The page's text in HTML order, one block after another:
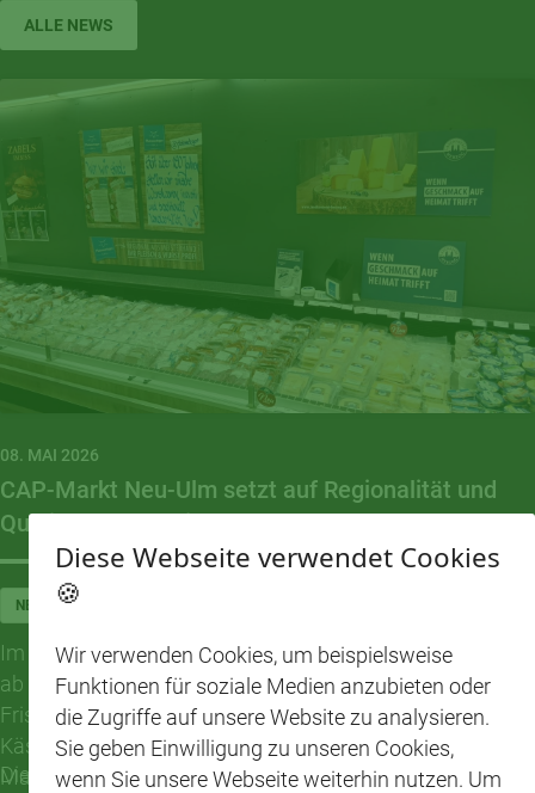
ALLE NEWS
08. MAI 2026
CAP-Markt Neu-Ulm setzt auf Regionalität und
Qualität an der Frischetheke
NEU-ULM
Im CAP-Markt Neu-Ulm erwartet Kundinnen und Kunden
ab sofort noch mehr regionale Vielfalt an der
Frischetheke. Mit hochwertigen Fleisch-, Wurst- und
Käsespezialitäten von regionalen Partnern setzt der
Markt bewusst auf Qualität, kurze Wege und echten
Die neu gestaltete Bedientheke präsentiert eine große
Diese Webseite verwendet Cookies
🍪
Wir verwenden Cookies, um beispielsweise
Funktionen für soziale Medien anzubieten oder
die Zugriffe auf unsere Website zu analysieren.
Sie geben Einwilligung zu unseren Cookies,
wenn Sie unsere Webseite weiterhin nutzen. Um